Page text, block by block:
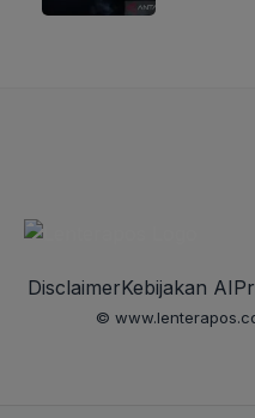
DisclaimerKebijakan AI
©